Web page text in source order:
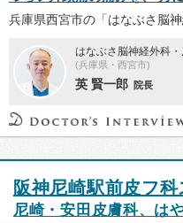
はなぶさ脳神経外科
(兵庫県・西宮市)
英 賢一郎 院長
阪神尼崎駅前皮フ
尼崎・安田皮膚科、は